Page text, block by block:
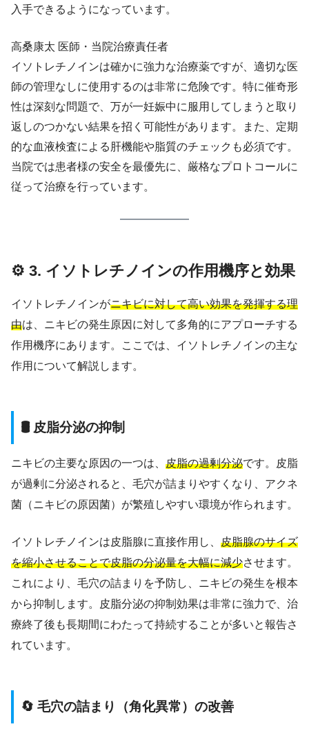
入手できるようになっています。
高桑康太 医師・当院治療責任者
イソトレチノインは確かに強力な治療薬ですが、適切な医
師の管理なしに使用するのは非常に危険です。特に催奇形
性は深刻な問題で、万が一妊娠中に服用してしまうと取り
返しのつかない結果を招く可能性があります。また、定期
的な血液検査による肝機能や脂質のチェックも必須です。
当院では患者様の安全を最優先に、厳格なプロトコールに
従って治療を行っています。
⚙️ 3. イソトレチノインの作用機序と効果
イソトレチノインがニキビに対して高い効果を発揮する理
由は、ニキビの発生原因に対して多角的にアプローチする
作用機序にあります。ここでは、イソトレチノインの主な
作用について解説します。
🛢️ 皮脂分泌の抑制
ニキビの主要な原因の一つは、 皮脂の過剰分泌です。皮脂
が過剰に分泌されると、毛穴が詰まりやすくなり、アクネ
菌（ニキビの原因菌）が繁殖しやすい環境が作られます。
イソトレチノインは皮脂腺に直接作用し、 皮脂腺のサイズ
を縮小させることで皮脂の分泌量を大幅に減少させます。
これにより、毛穴の詰まりを予防し、ニキビの発生を根本
から抑制します。皮脂分泌の抑制効果は非常に強力で、治
療終了後も長期間にわたって持続することが多いと報告さ
れています。
🔄 毛穴の詰まり（角化異常）の改善